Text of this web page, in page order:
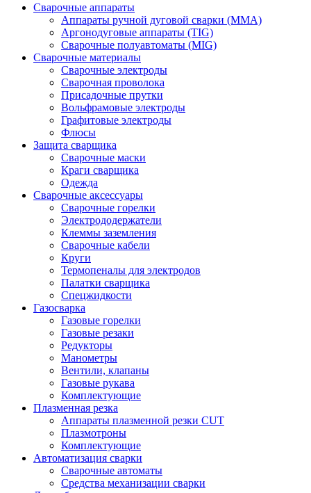
Сварочные аппараты
Аппараты ручной дуговой сварки (MMA)
Аргонодуговые аппараты (TIG)
Сварочные полуавтоматы (MIG)
Сварочные материалы
Сварочные электроды
Сварочная проволока
Присадочные прутки
Вольфрамовые электроды
Графитовые электроды
Флюсы
Защита сварщика
Сварочные маски
Краги сварщика
Одежда
Сварочные аксессуары
Сварочные горелки
Электрододержатели
Клеммы заземления
Сварочные кабели
Круги
Термопеналы для электродов
Палатки сварщика
Спецжидкости
Газосварка
Газовые горелки
Газовые резаки
Редукторы
Манометры
Вентили, клапаны
Газовые рукава
Комплектующие
Плазменная резка
Аппараты плазменной резки CUT
Плазмотроны
Комплектующие
Автоматизация сварки
Сварочные автоматы
Средства механизации сварки